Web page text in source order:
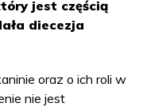
jest częścią
diecezja
oraz o ich roli w
nie jest